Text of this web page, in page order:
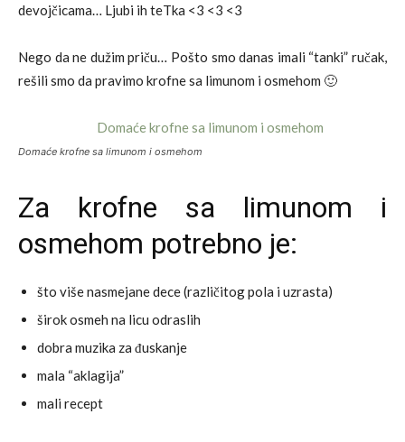
devojčicama… Ljubi ih teTka <3 <3 <3
Nego da ne dužim priču… Pošto smo danas imali “tanki” ručak,
rešili smo da pravimo krofne sa limunom i osmehom 🙂
Domaće krofne sa limunom i osmehom
Za krofne sa limunom i
osmehom potrebno je:
što više nasmejane dece (različitog pola i uzrasta)
širok osmeh na licu odraslih
dobra muzika za đuskanje
mala “aklagija”
mali recept